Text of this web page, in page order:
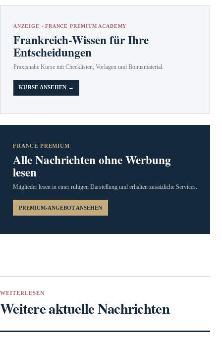
ANZEIGE · FRANCE PREMIUM ACADEMY
Frankreich-Wissen für Ihre
Entscheidungen
Praxisnahe Kurse mit Checklisten, Vorlagen und Bonusmaterial.
KURSE ANSEHEN →
FRANCE PREMIUM
Alle Nachrichten ohne Werbung
lesen
Mitglieder lesen in einer ruhigen Darstellung und erhalten zusätzliche Services.
PREMIUM-ANGEBOT ANSEHEN
WEITERLESEN
Weitere aktuelle Nachrichten